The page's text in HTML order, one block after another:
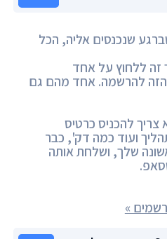
שנכנסים אליה, הכל
ללחוץ על אחד
להרשמה. אחד מהם גם
להכניס כרטיס
ועוד כמה דק', כבר
שלך, ושלחת אותה
»